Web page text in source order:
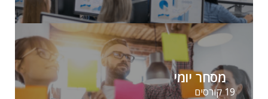
מסחר יומי
19 קורסים